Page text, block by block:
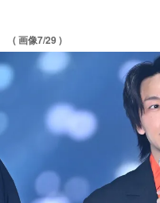
( 画像7/29 )